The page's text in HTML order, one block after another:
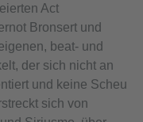
Act
Bronsert und
beat- und
der sich nicht an
und keine Scheu
sich von